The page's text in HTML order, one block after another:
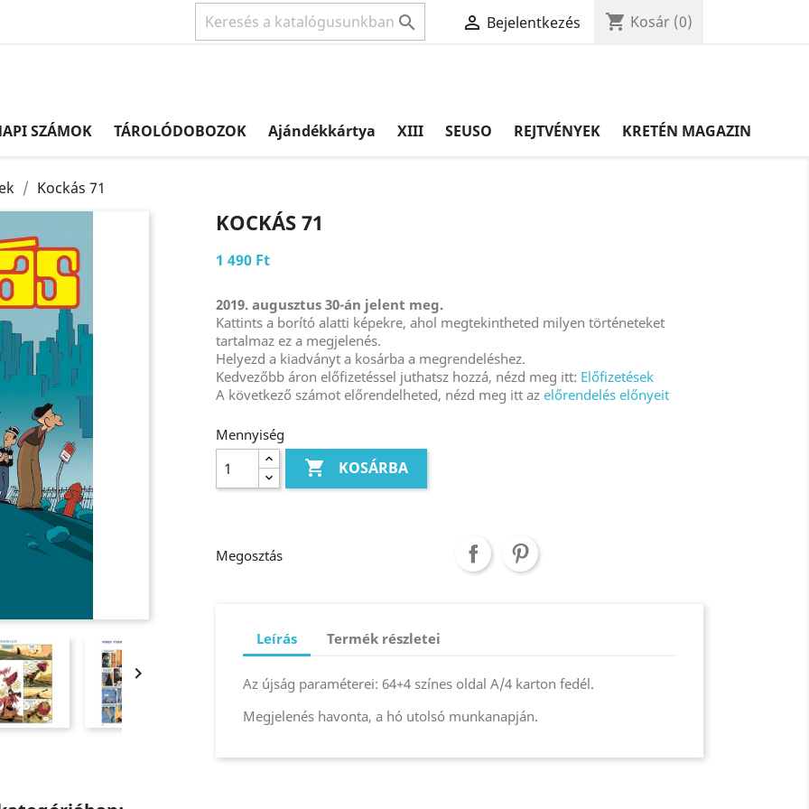
  Bejelentkezés shopping_cart Kosár (0)
SZÁMOK TÁROLÓDOBOZOK Ajándékkártya XIII SEUSO REJTVÉNYEK KRETÉN MAGAZIN
Kockás 71

KOCKÁS 71
1 490 Ft
2019. augusztus 30-án jelent meg.
Kattints a borító alatti képekre, ahol megtekintheted milyen történeteket
tartalmaz ez a megjelenés.
Helyezd a kiadványt a kosárba a megrendeléshez.
Kedvezőbb áron előfizetéssel juthatsz hozzá, nézd meg itt: Előfizetések
A következő számot előrendelheted, nézd meg itt az előrendelés előnyeit
Mennyiség
 KOSÁRBA
Megosztás
Leírás Termék részletei
Az újság paraméterei: 64+4 színes oldal A/4 karton fedél.
Megjelenés havonta, a hó utolsó munkanapján.